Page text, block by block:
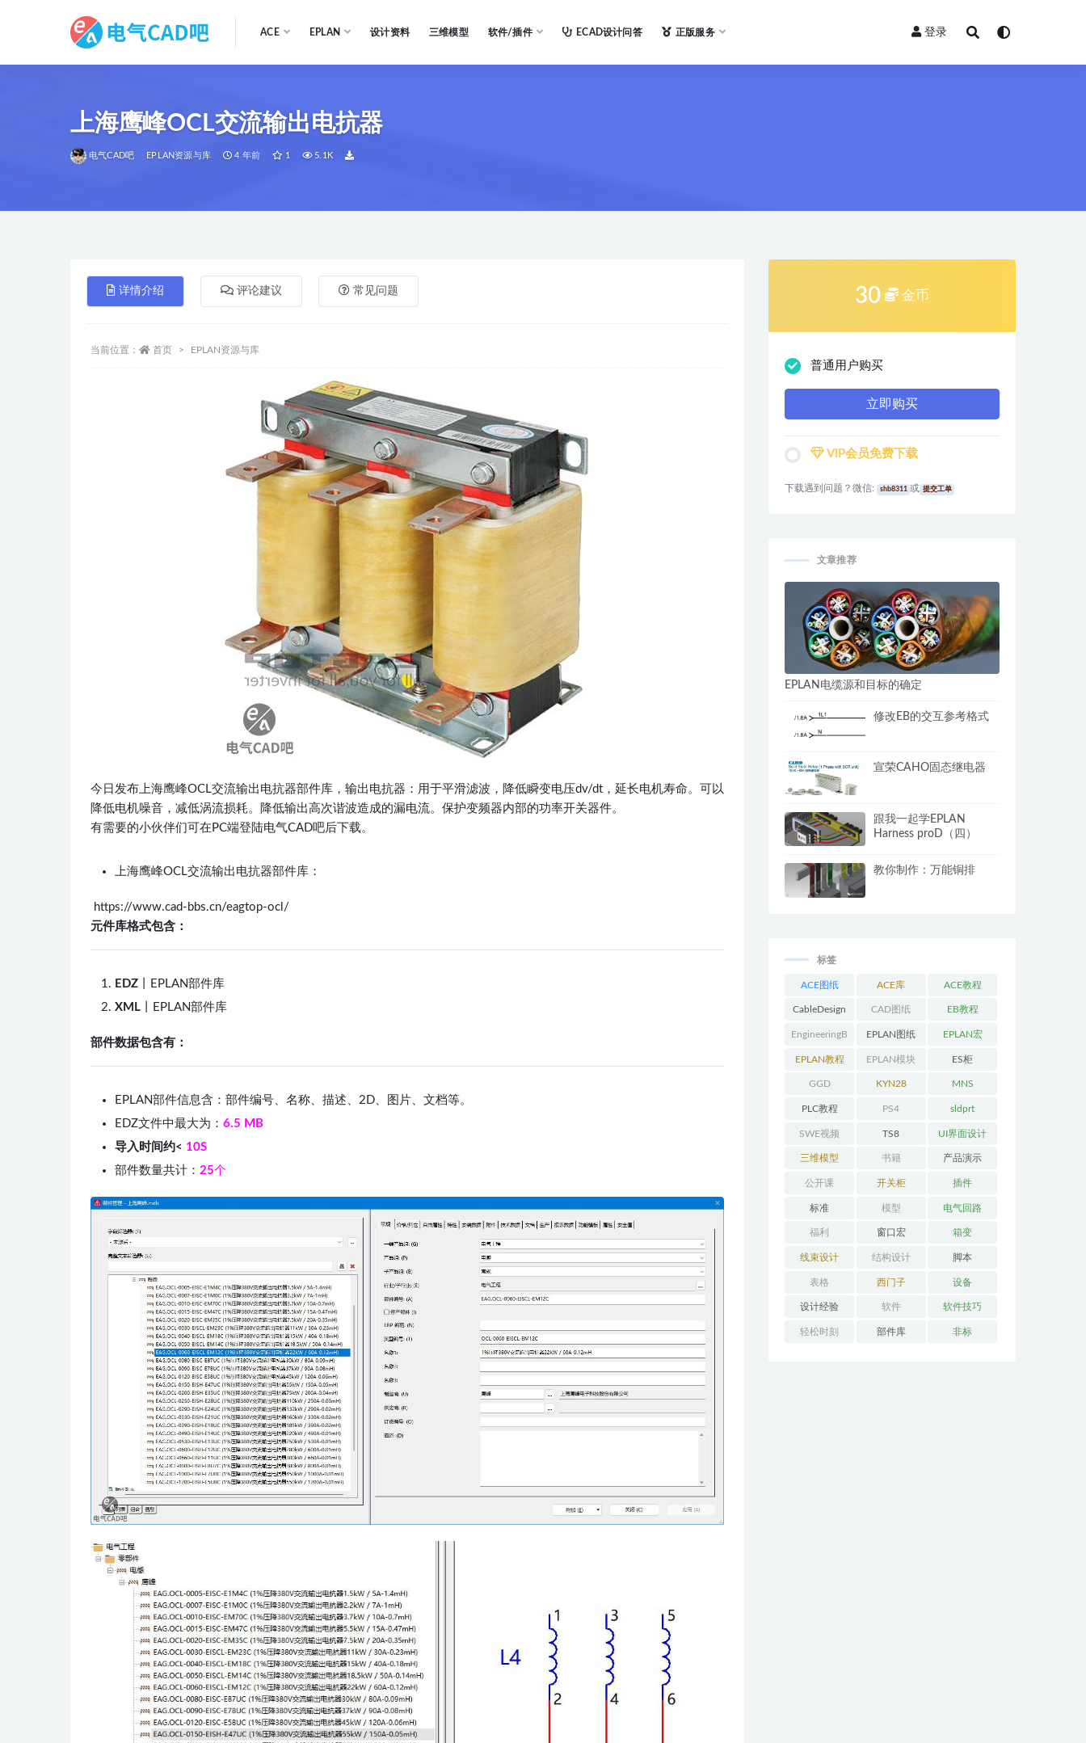
ACE EPLAN 设计资料 三维模型 软件/插件 ECAD设计问答 正版服务 登录
上海鹰峰OCL交流输出电抗器
电气CAD吧 EPLAN资源与库 4 年前 1 5.1K
详情介绍 评论建议 常见问题
当前位置： 首页 EPLAN资源与库
今日发布上海鹰峰OCL交流输出电抗器部件库，输出电抗器：用于平滑滤波，降低瞬变电压dv/dt，延长电机寿命。可以
降低电机噪音，减低涡流损耗。降低输出高次谐波造成的漏电流。保护变频器内部的功率开关器件。
有需要的小伙伴们可在PC端登陆电气CAD吧后下载。
上海鹰峰OCL交流输出电抗器部件库：
https://www.cad-bbs.cn/eagtop-ocl/
元件库格式包含：
EDZ 丨EPLAN部件库
XML 丨EPLAN部件库
部件数据包含有：
EPLAN部件信息含：部件编号、名称、描述、2D、图片、文档等。
EDZ文件中最大为： 6.5 MB
导入时间约< 10S
部件数量共计： 25个
30 金币
普通用户购买
立即购买
VIP会员免费下载
下载遇到问题？微信: shb8311 或 提交工单
文章推荐
EPLAN电缆源和目标的确定
修改EB的交互参考格式
宣荣CAHO固态继电器
跟我一起学EPLAN
Harness proD（四）
教你制作：万能铜排
标签
ACE图纸 ACE库 ACE教程
CableDesign CAD图纸 EB教程
EngineeringB
ase教程
EPLAN图纸 EPLAN宏
EPLAN教程 EPLAN模块 ES柜
GGD KYN28 MNS
PLC教程 PS4 sldprt
SWE视频 TS8 UI界面设计
三维模型 书籍 产品演示
公开课 开关柜 插件
标准 模型 电气回路
福利 窗口宏 箱变
线束设计 结构设计 脚本
表格 西门子 设备
设计经验 软件 软件技巧
轻松时刻 部件库 非标